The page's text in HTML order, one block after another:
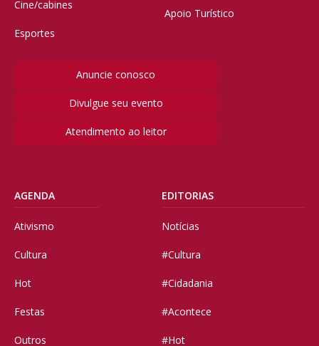
Cine/cabines
Esportes
Apoio Turístico
Anuncie conosco
Divulgue seu evento
Atendimento ao leitor
AGENDA
Ativismo
Cultura
Hot
Festas
Outros
EDITORIAS
Notícias
#Cultura
#Cidadania
#Acontece
#Hot